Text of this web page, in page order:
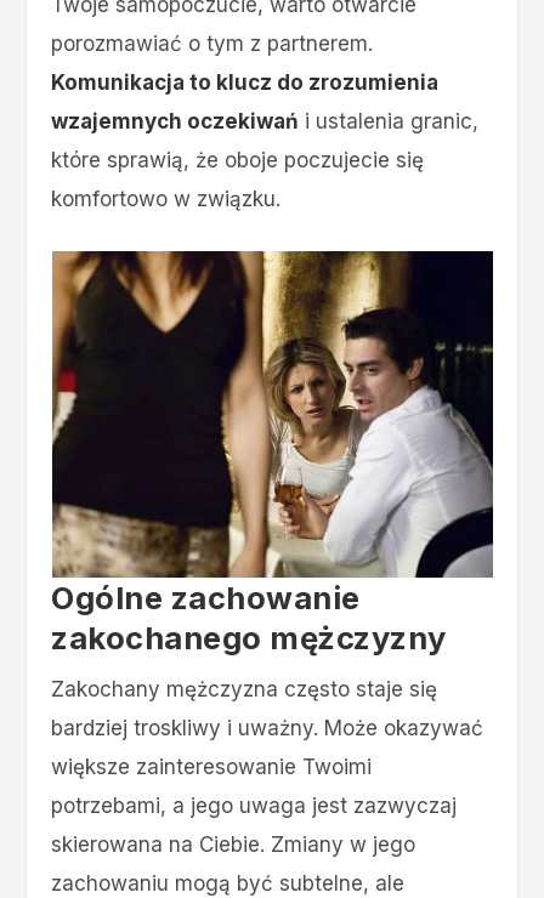
porozmawiać o tym z partnerem.
Komunikacja to klucz do zrozumienia
wzajemnych oczekiwań i ustalenia granic,
które sprawią, że oboje poczujecie się
komfortowo w związku.
Ogólne zachowanie
zakochanego mężczyzny
Zakochany mężczyzna często staje się
bardziej troskliwy i uważny. Może okazywać
większe zainteresowanie Twoimi
potrzebami, a jego uwaga jest zazwyczaj
skierowana na Ciebie. Zmiany w jego
zachowaniu mogą być subtelne, ale